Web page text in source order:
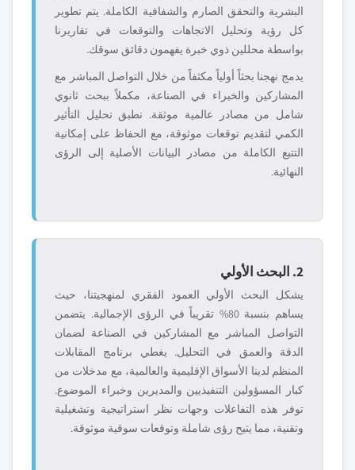
البشرية والتحقق الصارم والشفافية الكاملة. يتم تطوير
كل رؤية وتحليل الاتجاهات والتوقعات في تقاريرنا
بواسطة محللين ذوي خبرة يفهمون دقائق سوقك.
يدمج نهجنا بحثاً أولياً مكثفاً من خلال التواصل المباشر مع
المشاركين والخبراء في الصناعة، مكملاً ببحث ثانوي
شامل من مصادر عالمية موثقة. نطبق تحليل التأثير
الكمي لتقديم توقعات موثوقة، مع الحفاظ على إمكانية
التتبع الكاملة من مصادر البيانات الأصلية إلى الرؤى
النهائية.
2. البحث الأولي
يشكل البحث الأولي العمود الفقري لمنهجيتنا، حيث
يساهم بنسبة 80% تقريباً في الرؤى الإجمالية. يتضمن
التواصل المباشر مع المشاركين في الصناعة لضمان
الدقة والعمق في التحليل. يغطي برنامج المقابلات
المنظم لدينا الأسواق الإقليمية والعالمية، مع مدخلات من
كبار المسؤولين التنفيذيين والمديرين وخبراء الموضوع.
توفر هذه التفاعلات وجهات نظر استراتيجية وتشغيلية
وتقنية، مما يتيح رؤى شاملة وتوقعات سوقية موثوقة.